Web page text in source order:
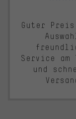
Guter
Service am
und